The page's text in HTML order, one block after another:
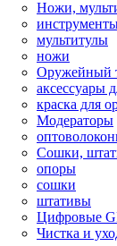
Ножи,
мультитулы
ножи
Оружейный
аксессуары
краска для
Модераторы
Сошки,
опоры
сошки
штативы
Цифровые
Чистка и